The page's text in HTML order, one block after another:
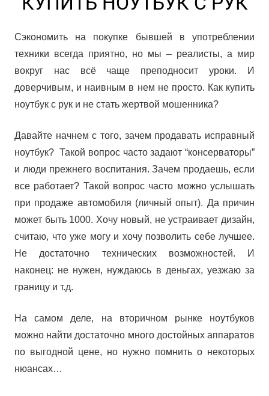
Сэкономить на покупке бывшей в употреблении
техники всегда приятно, но мы – реалисты, а мир
вокруг нас всё чаще преподносит уроки. И
доверчивым, и наивным в нем не просто. Как купить
ноутбук с рук и не стать жертвой мошенника?
Давайте начнем с того, зачем продавать исправный
ноутбук? Такой вопрос часто задают “консерваторы”
и люди прежнего воспитания. Зачем продаешь, если
все работает? Такой вопрос часто можно услышать
при продаже автомобиля (личный опыт). Да причин
может быть 1000. Хочу новый, не устраивает дизайн,
считаю, что уже могу и хочу позволить себе лучшее.
Не достаточно технических возможностей. И
наконец: не нужен, нуждаюсь в деньгах, уезжаю за
границу и т.д.
На самом деле, на вторичном рынке ноутбуков
можно найти достаточно много достойных аппаратов
по выгодной цене, но нужно помнить о некоторых
нюансах…